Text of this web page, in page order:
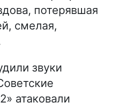
потерявшая
смелая,
звуки
атаковали